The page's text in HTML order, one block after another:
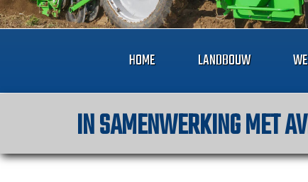
HOME LANDBOUW
IN SAMENWERKING MET